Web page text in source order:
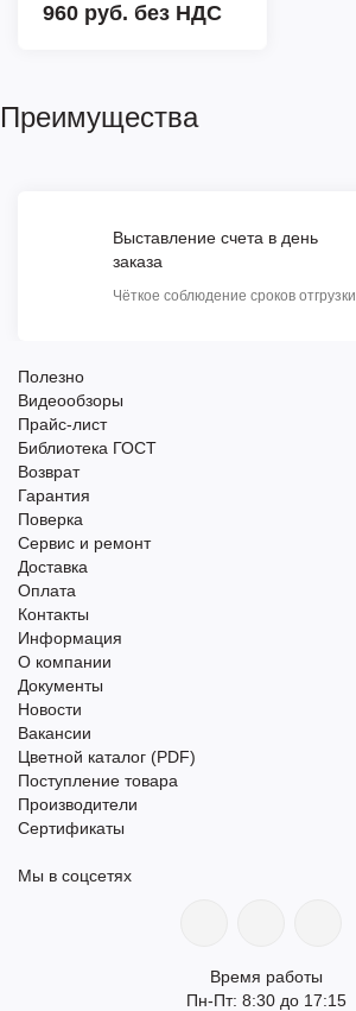
960 руб. без НДС
Преимущества
Выставление счета в день
заказа
Чёткое соблюдение сроков отгрузки
Полезно
Видеообзоры
Прайс-лист
Библиотека ГОСТ
Возврат
Гарантия
Поверка
Сервис и ремонт
Доставка
Оплата
Контакты
Информация
О компании
Документы
Новости
Вакансии
Цветной каталог (PDF)
Поступление товара
Производители
Сертификаты
Мы в соцсетях
Время работы
Пн-Пт: 8:30 до 17:15